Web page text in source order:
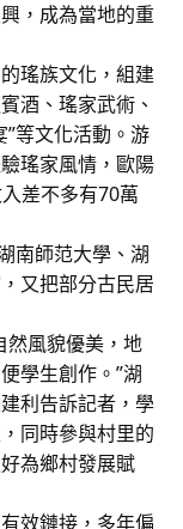
，成為當地的重
瑤族文化，組建
酒、瑤家武術、
等文化活動。游
瑤家風情，歐陽
差不多有70萬
南師范大學、湖
又把部分古民居
然風貌優美，地
學生創作。”湖
利告訴記者，學
同時參與村里的
為鄉村發展賦
效鏈接，多年偏